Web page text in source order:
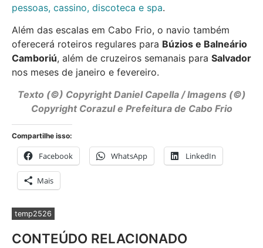
pessoas, cassino, discoteca e spa.
Além das escalas em Cabo Frio, o navio também
oferecerá roteiros regulares para Búzios e Balneário
Camboriú, além de cruzeiros semanais para Salvador
nos meses de janeiro e fevereiro.
Texto (©) CopyrightDaniel Capella/ Imagens (©)
Copyright Corazul e Prefeitura de Cabo Frio
Compartilhe isso:
Facebook WhatsApp LinkedIn
Mais
temp2526
CONTEÚDO RELACIONADO